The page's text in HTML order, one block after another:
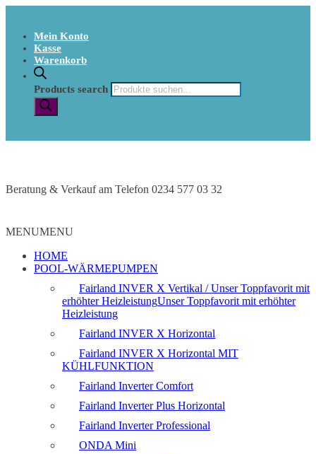
Mein Konto
Kasse
Warenkorb
Products search
Beratung & Verkauf am Telefon 0234 577 03 32
MENUMENU
HOME
POOL-WÄRMEPUMPEN
Fairland INVER X Vertikal / Unser Toppfavorit mit
erhöhter HeizleistungUnser Toppfavorit mit erhöhter
Heizleistung
Fairland INVER X Horizontal
Fairland INVER X Horizontal MIT
KÜHLFUNKTION
Fairland Inverter Comfort
Fairland Inverter Plus Horizontal
Fairland Inverter Professional
ONDA Mini